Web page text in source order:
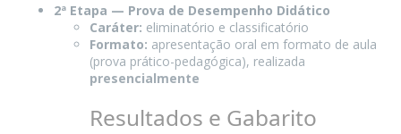
2ª Etapa — Prova de Desempenho Didático
Caráter: eliminatório e classificatório
Formato: apresentação oral em formato de aula
(prova prático-pedagógica), realizada
presencialmente
Resultados e Gabarito